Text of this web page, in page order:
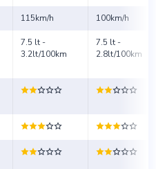
115km/h 100km/h
7.5 lt -
3.2lt/100km
7.5 lt -
2.8lt/100km